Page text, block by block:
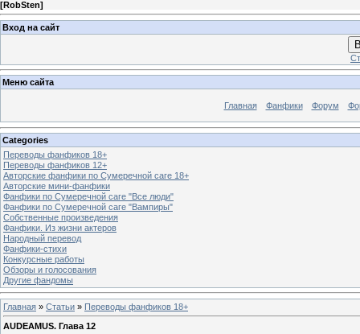
[RobSten]
Вход на сайт
Меню сайта
Главная Фанфики Форум
Categories
Переводы фанфиков 18+
Переводы фанфиков 12+
Авторские фанфики по Сумеречной саге 18+
Авторские мини-фанфики
Фанфики по Сумеречной саге "Все люди"
Фанфики по Сумеречной саге "Вампиры"
Собственные произведения
Фанфики. Из жизни актеров
Народный перевод
Фанфики-стихи
Конкурсные работы
Обзоры и голосования
Другие фандомы
Главная » Статьи » Переводы фанфиков 18+
AUDEAMUS. Глава 12